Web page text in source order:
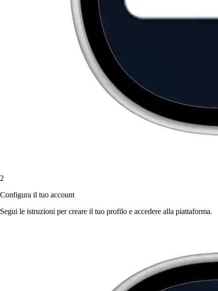
2
Configura il tuo account
Segui le istruzioni per creare il tuo profilo e accedere alla piattaforma.